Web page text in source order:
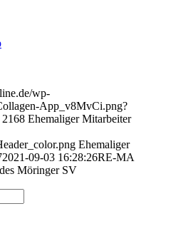
wp-
App_v8MvCi.png?
2168 Ehemaliger Mitarbeiter
Ehemaliger
2021-09-03 16:28:26RE-MA
Möringer SV